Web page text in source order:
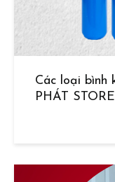
Các loại bình
PHÁT STORE